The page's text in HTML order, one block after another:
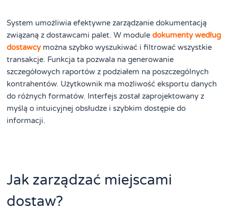
System umożliwia efektywne zarządzanie dokumentacją
związaną z dostawcami palet. W moduledokumenty według
dostawcymożna szybko wyszukiwać i filtrować wszystkie
transakcje. Funkcja ta pozwala na generowanie
szczegółowych raportów z podziałem na poszczególnych
kontrahentów. Użytkownik ma możliwość eksportu danych
do różnych formatów. Interfejs został zaprojektowany z
myślą o intuicyjnej obsłudze i szybkim dostępie do
informacji.
Jak zarządzać miejscami
dostaw?